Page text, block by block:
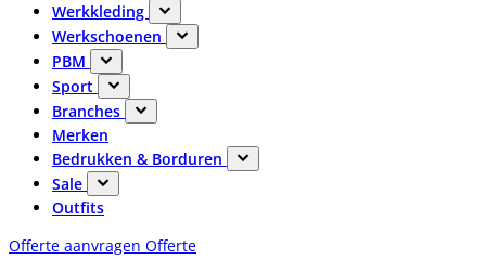
Werkkleding
Werkschoenen
PBM
Sport
Branches
Merken
Bedrukken & Borduren
Sale
Outfits
Offerte aanvragen Offerte